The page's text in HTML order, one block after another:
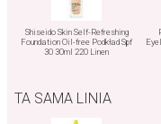
Shiseido Skin Self-Refreshing
Foundation Oil-free Podkład Spf
30 30ml 220 Linen
TA SAMA LINIA